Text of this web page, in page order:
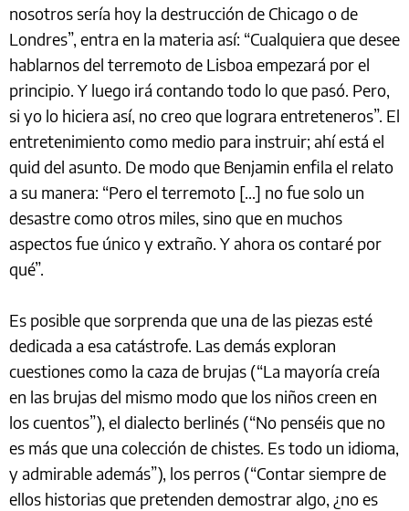
nosotros sería hoy la destrucción de Chicago o de
Londres”, entra en la materia así: “Cualquiera que desee
hablarnos del terremoto de Lisboa empezará por el
principio. Y luego irá contando todo lo que pasó. Pero,
si yo lo hiciera así, no creo que lograra entreteneros”. El
entretenimiento como medio para instruir; ahí está el
quid del asunto. De modo que Benjamin enfila el relato
a su manera: “Pero el terremoto […] no fue solo un
desastre como otros miles, sino que en muchos
aspectos fue único y extraño. Y ahora os contaré por
qué”.
Es posible que sorprenda que una de las piezas esté
dedicada a esa catástrofe. Las demás exploran
cuestiones como la caza de brujas (“La mayoría creía
en las brujas del mismo modo que los niños creen en
los cuentos”), el dialecto berlinés (“No penséis que no
es más que una colección de chistes. Es todo un idioma,
y admirable además”), los perros (“Contar siempre de
ellos historias que pretenden demostrar algo, ¿no es